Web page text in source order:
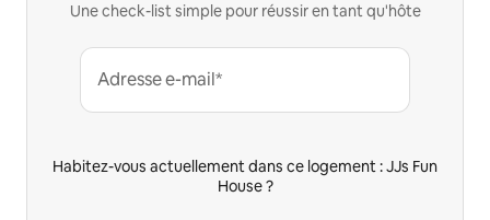
Une check-list simple pour réussir en tant qu'hôte
Adresse e-mail*
Habitez-vous actuellement dans ce logement : JJs Fun
House ?